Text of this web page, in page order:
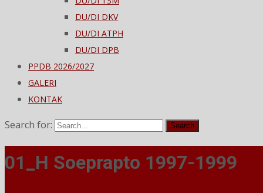
DU/DI DKV
DU/DI ATPH
DU/DI DPB
PPDB 2026/2027
GALERI
KONTAK
Search for:
01_H Soeprapto 1997-1999